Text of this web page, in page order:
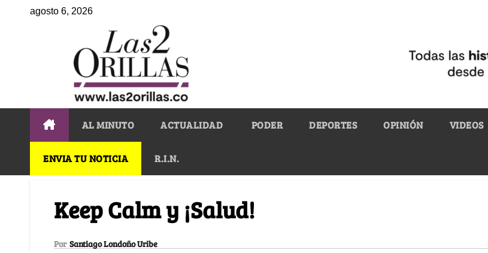
agosto 6, 2026
AL MINUTO ACTUALIDAD PODER DEPORTES OPINIÓN VIDEOS
ENVIA TU NOTICIA R.I.N.
Keep Calm y ¡Salud!
Por Santiago Londoño Uribe